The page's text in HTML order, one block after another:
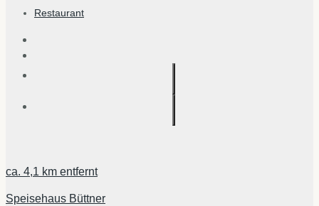
Restaurant
ca. 4,1 km entfernt
Speisehaus Büttner